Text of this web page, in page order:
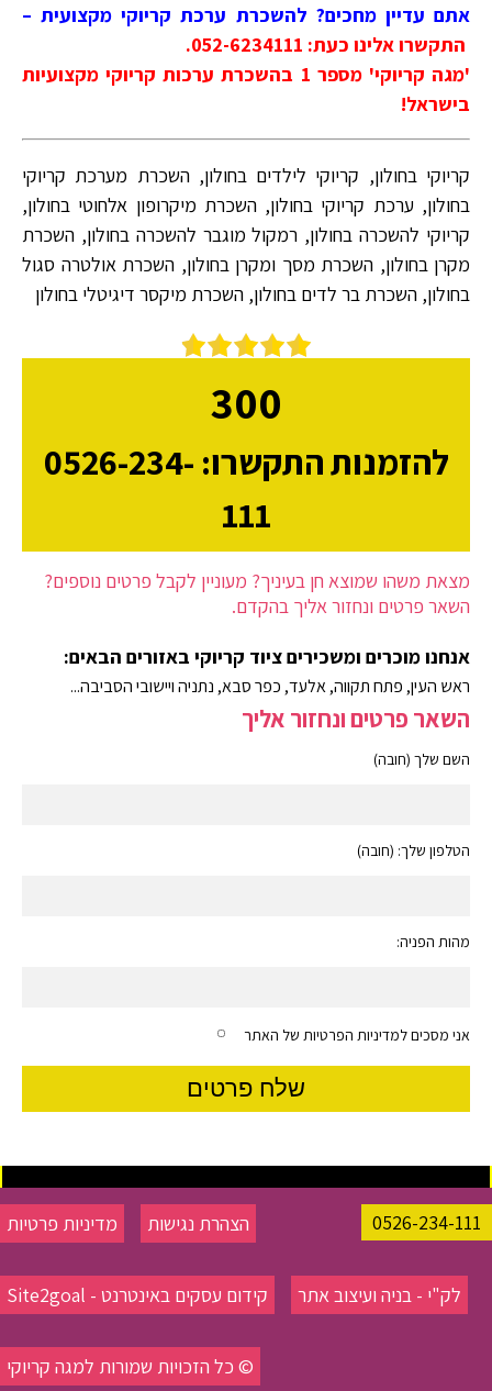
אתם עדיין מחכים? להשכרת ערכת קריוקי מקצועית –
התקשרו אלינו כעת: 052-6234111.
'מגה קריוקי' מספר 1 בהשכרת ערכות קריוקי מקצועיות
בישראל!
קריוקי בחולון, קריוקי לילדים בחולון, השכרת מערכת קריוקי
בחולון, ערכת קריוקי בחולון, השכרת מיקרופון אלחוטי בחולון,
קריוקי להשכרה בחולון, רמקול מוגבר להשכרה בחולון, השכרת
מקרן בחולון, השכרת מסך ומקרן בחולון, השכרת אולטרה סגול
בחולון, השכרת בר לדים בחולון, השכרת מיקסר דיגיטלי בחולון
300
להזמנות התקשרו: 0526-234-
111
מצאת משהו שמוצא חן בעיניך? מעוניין לקבל פרטים נוספים?
השאר פרטים ונחזור אליך בהקדם.
אנחנו מוכרים ומשכירים ציוד קריוקי באזורים הבאים:
ראש העין, פתח תקווה, אלעד, כפר סבא, נתניה ויישובי הסביבה...
השאר פרטים ונחזור אליך
השם שלך (חובה)
הטלפון שלך: (חובה)
מהות הפניה:
אני מסכים למדיניות הפרטיות של האתר
0526-234-111 מדיניות פרטיות הצהרת נגישות
קידום עסקים באינטרנט - Site2goal לק"י - בניה ועיצוב אתר
© כל הזכויות שמורות למגה קריוקי